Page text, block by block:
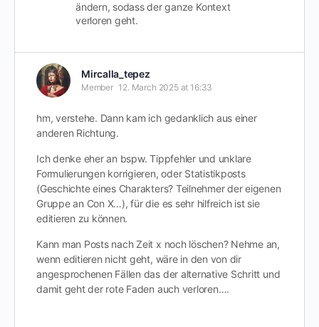
ändern, sodass der ganze Kontext
verloren geht.
Mircalla_tepez
Member 12. March 2025 at 16:33
hm, verstehe. Dann kam ich gedanklich aus einer
anderen Richtung.
Ich denke eher an bspw. Tippfehler und unklare
Formulierungen korrigieren, oder Statistikposts
(Geschichte eines Charakters? Teilnehmer der eigenen
Gruppe an Con X…), für die es sehr hilfreich ist sie
editieren zu können.
Kann man Posts nach Zeit x noch löschen? Nehme an,
wenn editieren nicht geht, wäre in den von dir
angesprochenen Fällen das der alternative Schritt und
damit geht der rote Faden auch verloren….